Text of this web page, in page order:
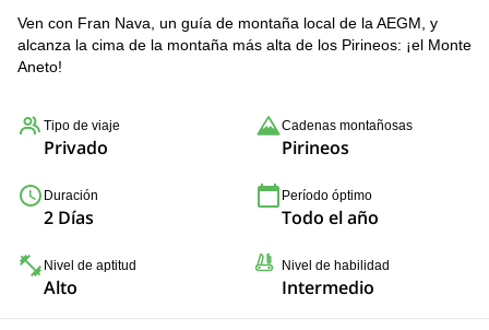
Ven con Fran Nava, un guía de montaña local de la AEGM, y
alcanza la cima de la montaña más alta de los Pirineos: ¡el Monte
Aneto!
Tipo de viaje
Privado
Cadenas montañosas
Pirineos
Duración
2 Días
Período óptimo
Todo el año
Nivel de aptitud
Alto
Nivel de habilidad
Intermedio